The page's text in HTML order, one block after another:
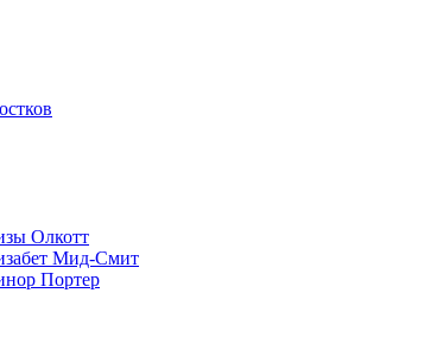
Олкотт
Мид-Смит
Портер